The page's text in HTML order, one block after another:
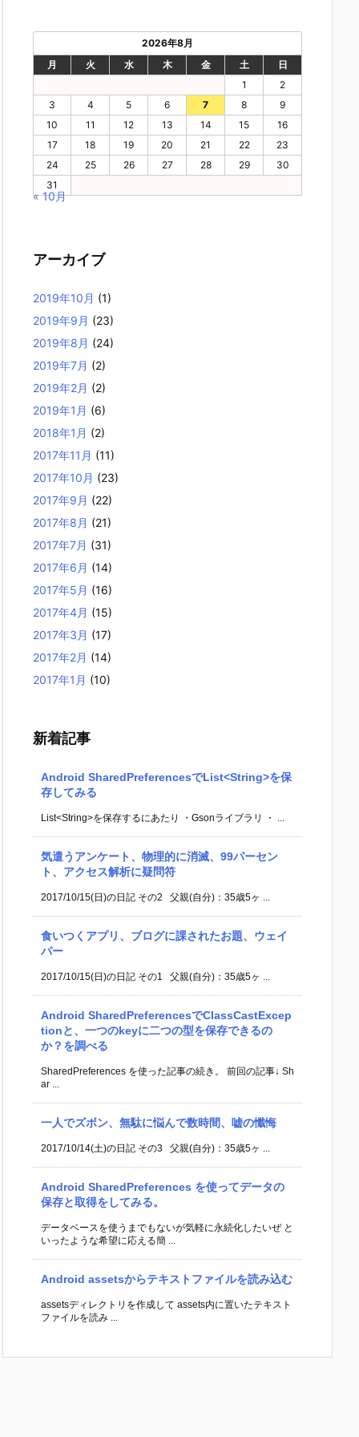
2026年8月
月
火 水 木 金 土
日
1
2
3
4 5 6 7 8
9
10
11 12 13 14 15
16
17
18 19 20 21 22
23
24
25 26 27 28 29
30
31
« 10月
アーカイブ
2019年10月 (1)
2019年9月 (23)
2019年8月 (24)
2019年7月 (2)
2019年2月 (2)
2019年1月 (6)
2018年1月 (2)
2017年11月 (11)
2017年10月 (23)
2017年9月 (22)
2017年8月 (21)
2017年7月 (31)
2017年6月 (14)
2017年5月 (16)
2017年4月 (15)
2017年3月 (17)
2017年2月 (14)
2017年1月 (10)
新着記事
Android SharedPreferencesでList<String>を保
存してみる
List<String>を保存するにあたり ・Gsonライブラリ ・ ...
気遣うアンケート、物理的に消滅、99パーセン
ト、アクセス解析に疑問符
2017/10/15(日)の日記 その2 父親(自分)：35歳5ヶ ...
食いつくアプリ、ブログに課されたお題、ウェイ
パー
2017/10/15(日)の日記 その1 父親(自分)：35歳5ヶ ...
Android SharedPreferencesでClassCastExcep
tionと、一つのkeyに二つの型を保存できるの
か？を調べる
SharedPreferences を使った記事の続き。 前回の記事↓ Sh
ar ...
一人でズボン、無駄に悩んで数時間、嘘の懺悔
2017/10/14(土)の日記 その3 父親(自分)：35歳5ヶ ...
Android SharedPreferences を使ってデータの
保存と取得をしてみる。
データベースを使うまでもないが気軽に永続化したいぜ と
いったような希望に応える簡 ...
Android assetsからテキストファイルを読み込む
assetsディレクトリを作成して assets内に置いたテキスト
ファイルを読み ...